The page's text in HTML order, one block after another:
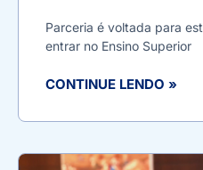
Parceria é voltada para
entrar no Ensino Superior
CONTINUE LENDO »